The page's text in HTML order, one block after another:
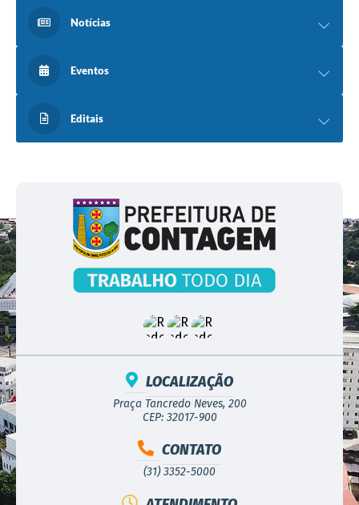
Notícias
Eventos
Editais
LOCALIZAÇÃO
Praça Tancredo Neves, 200
CEP: 32017-900
CONTATO
(31) 3352-5000